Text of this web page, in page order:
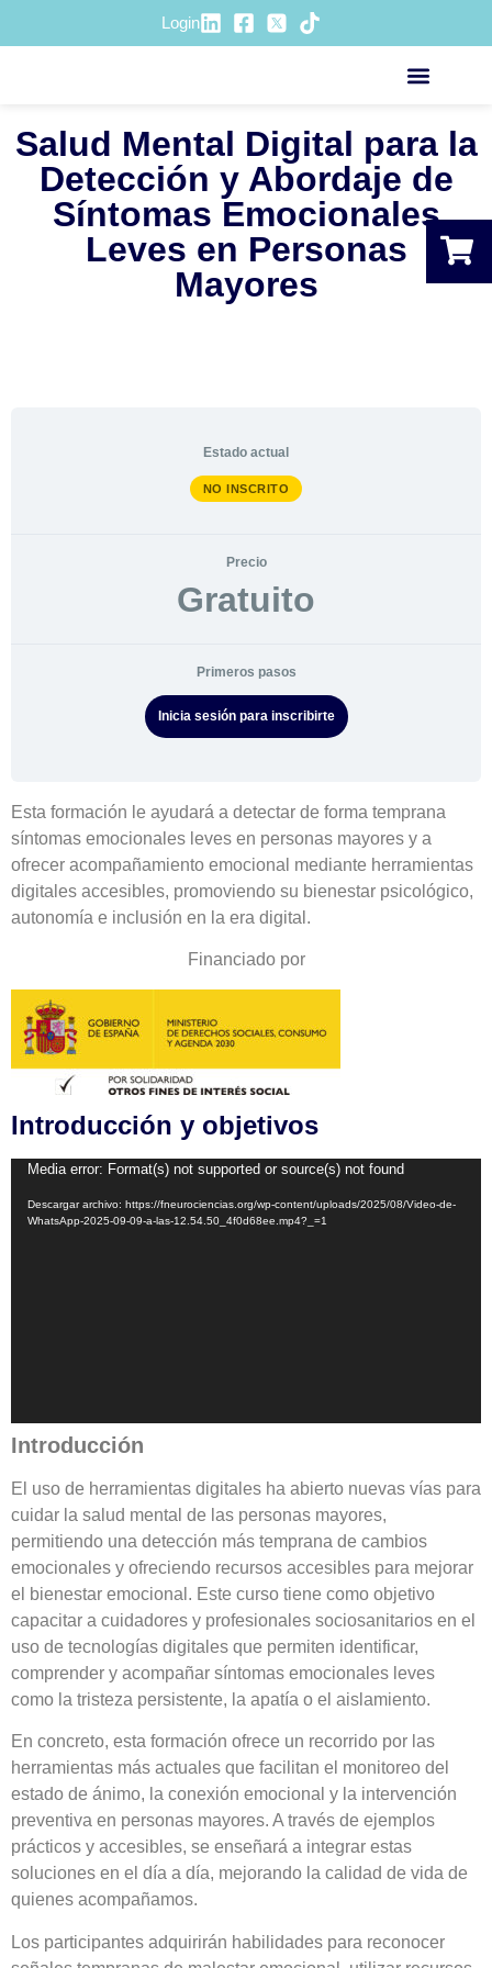
Login
Salud Mental Digital para la
Detección y Abordaje de
Síntomas Emocionales
Leves en Personas
Mayores
Estado actual
NO INSCRITO
Precio
Gratuito
Primeros pasos
Inicia sesión para inscribirte
Esta formación le ayudará a detectar de forma temprana
síntomas emocionales leves en personas mayores y a
ofrecer acompañamiento emocional mediante herramientas
digitales accesibles, promoviendo su bienestar psicológico,
autonomía e inclusión en la era digital.
Financiado por
Introducción y objetivos
Reproductor
de
vídeo
Media error: Format(s) not supported or source(s) not found
Descargar archivo: https://fneurociencias.org/wp-content/uploads/2025/08/Video-de-
WhatsApp-2025-09-09-a-las-12.54.50_4f0d68ee.mp4?_=1
Introducción
El uso de herramientas digitales ha abierto nuevas vías para
cuidar la salud mental de las personas mayores,
permitiendo una detección más temprana de cambios
emocionales y ofreciendo recursos accesibles para mejorar
el bienestar emocional. Este curso tiene como objetivo
capacitar a cuidadores y profesionales sociosanitarios en el
uso de tecnologías digitales que permiten identificar,
comprender y acompañar síntomas emocionales leves
como la tristeza persistente, la apatía o el aislamiento.
En concreto, esta formación ofrece un recorrido por las
herramientas más actuales que facilitan el monitoreo del
estado de ánimo, la conexión emocional y la intervención
preventiva en personas mayores. A través de ejemplos
prácticos y accesibles, se enseñará a integrar estas
soluciones en el día a día, mejorando la calidad de vida de
quienes acompañamos.
Los participantes adquirirán habilidades para reconocer